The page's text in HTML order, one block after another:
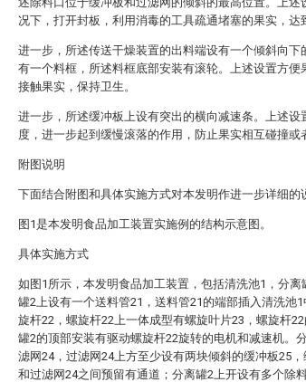
况下，打开封板，利用消毒的工具疏通堵塞的果实，达
进一步，所述传送干燥装置的出料端设有一个倾斜向下
有一个料框，所述料框底部安装有滚轮。上述设置方便
接触果实，保持卫生。
进一步，所述缓冲板上设有突出的横向减速条。上述设
度，进一步起到缓慢滚落的作用，防止果实相互碰撞或
附图说明
下面结合附图和具体实施方式对本发明作进一步详细的
图1是本发明食品加工装置实施例的结构示意图。
具体实施方式
如图1所示，本发明食品加工装置，包括清洗池1，分
罐2上设有一个送料管21，送料管21的端部插入清洗池
旋杆22，螺旋杆22上一体成型有螺旋叶片23，螺旋杆
罐2的顶部安装有驱动螺旋杆22旋转的电机和减速机。
滤网24，过滤网24上方至少设有两块倾斜的缓冲板25
和过滤网24之间预留有通道；分离罐2上开设有多个除